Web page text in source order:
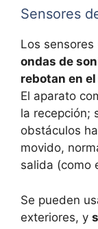
Sensores
Los
ondas de
rebotan en
El aparato
la recepción;
obstáculos
movido,
salida (como
Se pueden
exteriores, y